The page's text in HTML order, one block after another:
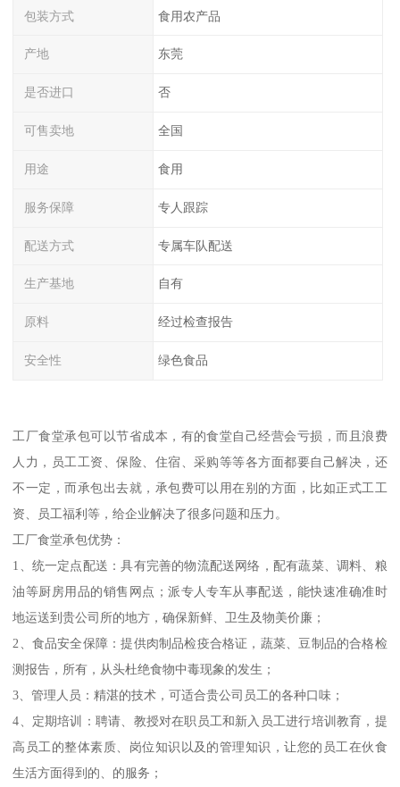
包装方式 食用农产品
产地 东莞
是否进口 否
可售卖地 全国
用途 食用
服务保障 专人跟踪
配送方式 专属车队配送
生产基地 自有
原料 经过检查报告
安全性 绿色食品
工厂食堂承包可以节省成本，有的食堂自己经营会亏损，而且浪费
人力，员工工资、保险、住宿、采购等等各方面都要自己解决，还
不一定，而承包出去就，承包费可以用在别的方面，比如正式工工
资、员工福利等，给企业解决了很多问题和压力。
工厂食堂承包优势：
1、统一定点配送：具有完善的物流配送网络，配有蔬菜、调料、粮
油等厨房用品的销售网点；派专人专车从事配送，能快速准确准时
地运送到贵公司所的地方，确保新鲜、卫生及物美价廉；
2、食品安全保障：提供肉制品检疫合格证，蔬菜、豆制品的合格检
测报告，所有，从头杜绝食物中毒现象的发生；
3、管理人员：精湛的技术，可适合贵公司员工的各种口味；
4、定期培训：聘请、教授对在职员工和新入员工进行培训教育，提
高员工的整体素质、岗位知识以及的管理知识，让您的员工在伙食
生活方面得到的、的服务；